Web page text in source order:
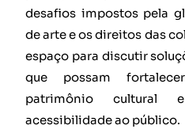
desafios impostos pela
de arte e os direitos das
espaço para discutir
que possam
patrimônio cultural
acessibilidade ao público.